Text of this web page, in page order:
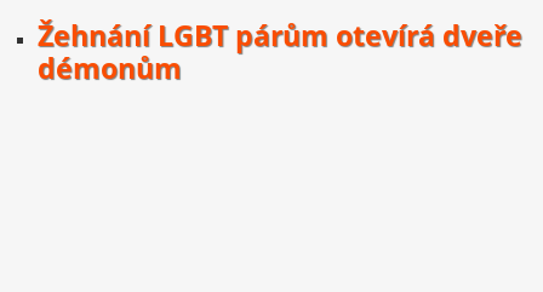
Žehnání LGBT párům otevírá dveře
démonům